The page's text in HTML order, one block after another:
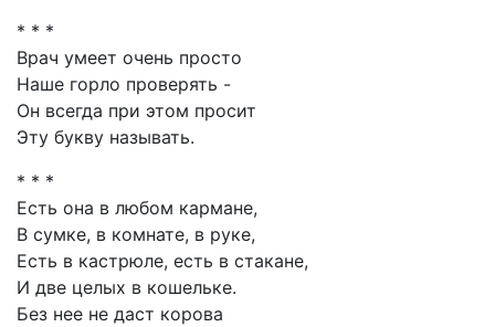
* * *
Врач умеет очень просто
Наше горло проверять -
Он всегда при этом просит
Эту букву называть.
* * *
Есть она в любом кармане,
В сумке, в комнате, в руке,
Есть в кастрюле, есть в стакане,
И две целых в кошельке.
Без нее не даст корова